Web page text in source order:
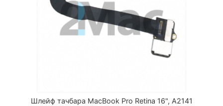
Шлейф тачбара MacBook Pro Retina 16", A2141